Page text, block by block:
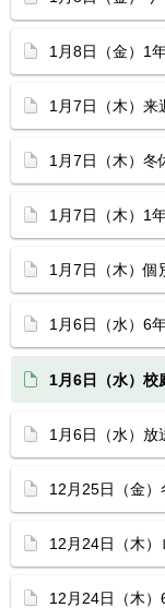
1月8日（金）1
1月7日（木）来
1月7日（木）冬
1月7日（木）1
1月7日（木）個
1月6日（水）6
1月6日（水）校
1月6日（水）放
12月25日（金）
12月24日（木
12月24日（木